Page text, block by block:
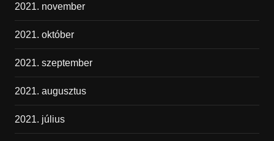
2021. november
2021. október
2021. szeptember
2021. augusztus
2021. július